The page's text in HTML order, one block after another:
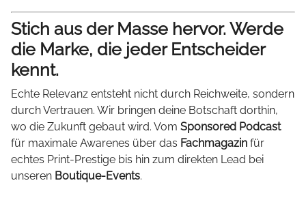
Stich aus der Masse hervor. Werde
die Marke, die jeder Entscheider
kennt.
Echte Relevanz entsteht nicht durch Reichweite, sondern
durch Vertrauen. Wir bringen deine Botschaft dorthin,
wo die Zukunft gebaut wird. Vom Sponsored Podcast
für maximale Awarenes über das Fachmagazin für
echtes Print-Prestige bis hin zum direkten Lead bei
unseren Boutique-Events.